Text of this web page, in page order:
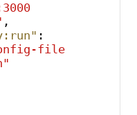
,
:
file